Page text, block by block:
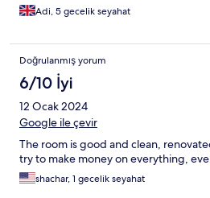
Adi, 5 gecelik seyahat
Doğrulanmış yorum
6/10 İyi
12 Ocak 2024
Google ile çevir
The room is good and clean,
try to make money on everything,
shachar, 1 gecelik seyahat